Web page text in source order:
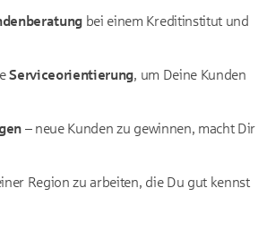
bei einem Kreditinstitut und
Serviceorientierung, um Deine Kunden
– neue Kunden zu gewinnen, macht Dir
Region zu arbeiten, die Du gut kennst